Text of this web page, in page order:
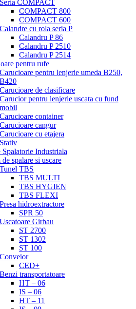
Seria COMPACT
COMPACT 800
COMPACT 600
Calandre cu rola seria P
Calandru P 86
Calandru P 2510
Calandru P 2514
pentru rufe
Carucioare pentru lenjerie umeda B250,
B420
Carucioare de clasificare
Carucior pentru lenjerie uscata cu fund
mobil
Carucioare container
Carucioare cangur
Carucioare cu etajera
Stativ
Spalatorie Industriala
de spalare si uscare
Tunel TBS
TBS MULTI
TBS HYGIEN
TBS FLEXI
Presa hidroextractore
SPR 50
Uscatoare Girbau
ST 2700
ST 1302
ST 100
Conveior
CED+
Benzi transportatoare
HT – 06
IS – 06
HT – 11